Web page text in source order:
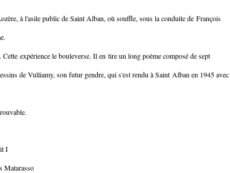
à l'asile public de Saint Alban, où souffle, sous la conduite de François
expérience le bouleverse. Il en tire un long poème composé de sept
de Vulliamy, son futur gendre, qui s'est rendu à Saint Alban en 1945 avec
I
Matarasso